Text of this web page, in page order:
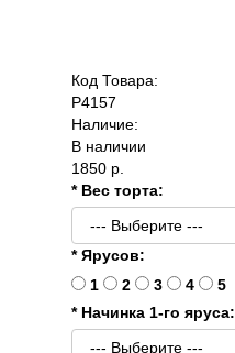
Код Товара:
P4157
Наличие:
В наличии
1850 р.
* Вес торта:
* Ярусов:
1
2 3 4
5
* Начинка 1-го яруса: